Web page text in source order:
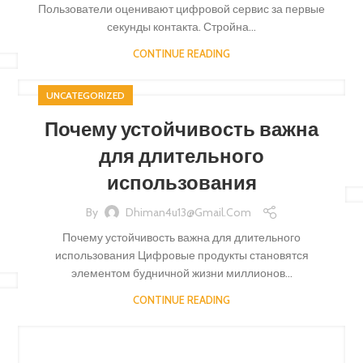
Small categories menu
Header overlap
Infinit scrolling
Load more button
Пользователи оценивают цифровой сервис за первые
секунды контакта. Стройна...
CONTINUE READING
UNCATEGORIZED
Почему устойчивость важна
для длительного
использования
By
Dhiman4u13@gmail.com
Почему устойчивость важна для длительного
использования Цифровые продукты становятся
элементом будничной жизни миллионов...
CONTINUE READING